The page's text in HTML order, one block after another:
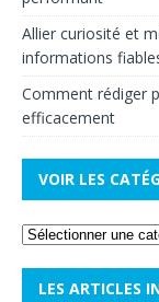
Allier curiosité et
informations
Comment rédiger
efficacement
VOIR LES
LES ARTICLES